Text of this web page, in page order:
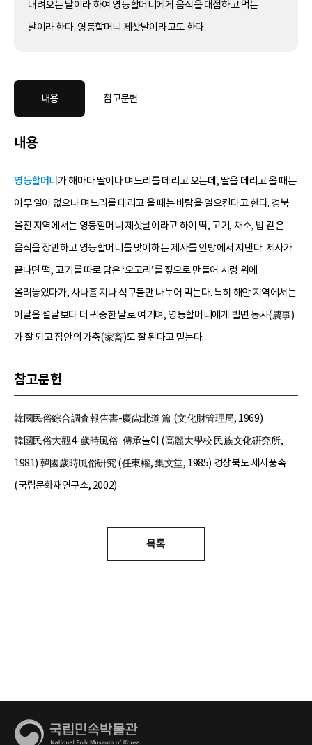
내려오는 날이라 하여 영등할머니에게 음식을 대접하고 먹는
날이라 한다. 영등할머니 제삿날이라고도 한다.
내용 참고문헌
내용
영등할머니가 해마다 딸이나 며느리를 데리고 오는데, 딸을 데리고 올 때는
아무 일이 없으나 며느리를 데리고 올 때는 바람을 일으킨다고 한다. 경북
울진 지역에서는 영등할머니 제삿날이라고 하여 떡, 고기, 채소, 밥 같은
음식을 장만하고 영등할머니를 맞이하는 제사를 안방에서 지낸다. 제사가
끝나면 떡, 고기를 따로 담은 ‘오고리’를 짚으로 만들어 시렁 위에
올려놓았다가, 사나흘 지나 식구들만 나누어 먹는다. 특히 해안 지역에서는
이날을 설날보다 더 귀중한 날로 여기며, 영등할머니에게 빌면 농사(農事)
가 잘 되고 집안의 가축(家畜)도 잘 된다고 믿는다.
참고문헌
韓國民俗綜合調査報告書-慶尙北道 篇 (文化財管理局, 1969)
韓國民俗大觀4-歲時風俗·傳承놀이 (高麗大學校 民族文化硏究所,
1981) 韓國歲時風俗硏究 (任東權, 集文堂, 1985) 경상북도 세시풍속
(국립문화재연구소, 2002)
목록